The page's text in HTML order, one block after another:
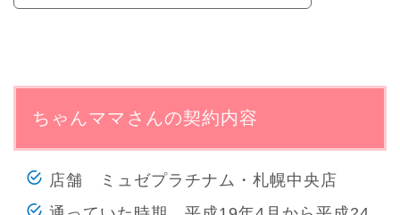
ちゃんママさんの契約内容
店舗 ミュゼプラチナム・札幌中央店